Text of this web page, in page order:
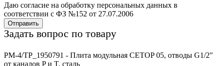
Даю согласие на обработку персональных данных в
соответствии с ФЗ №152 от 27.07.2006
Отправить
Задать вопрос по товару
PM-4/TP_1950791 - Плита модульная CETOP 05, отводы G1/2"
от каналов P и T, сталь